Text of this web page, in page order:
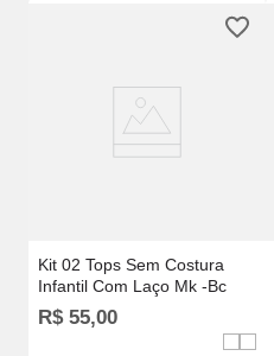
Kit 02 Tops Sem Costura
Infantil Com Laço Mk -Bc
R$ 55,00